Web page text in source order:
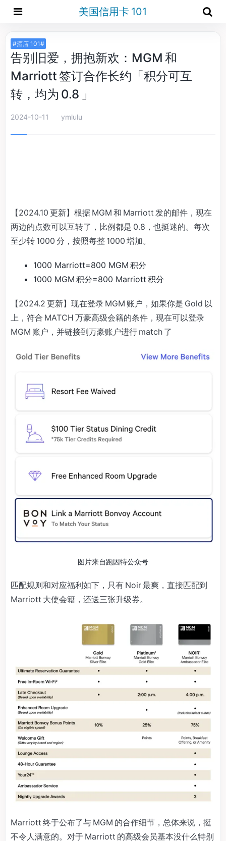
美国信用卡 101
#酒店 101#
告别旧爱，拥抱新欢：MGM 和
Marriott 签订合作长约「积分可互
转，均为 0.8 」
2024-10-11 ymlulu
【2024.10 更新】根据 MGM 和 Marriott 发的邮件，现在
两边的点数可以互转了，比例都是 0.8，也挺迷的。每次
至少转 1000 分，按照每整 1000 增加。
1000 Marriott=800 MGM 积分
1000 MGM 积分=800 Marriott 积分
【2024.2 更新】现在登录 MGM 账户，如果你是 Gold 以
上，符合 MATCH 万豪高级会籍的条件，现在可以登录
MGM 账户，并链接到万豪账户进行 match 了
图片来自跑因特公众号
匹配规则和对应福利如下，只有 Noir 最爽，直接匹配到
Marriott 大使会籍，还送三张升级券。
Marriott 终于公布了与 MGM 的合作细节，总体来说，挺
不令人满意的。对于 Marriott 的高级会员基本没什么特别